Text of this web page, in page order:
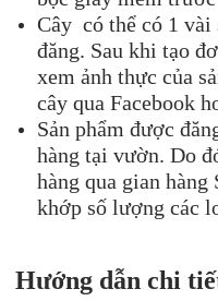
Cây có thể có 1 vài
đăng. Sau khi tạo
xem ảnh thực của
cây qua Facebook
Sản phẩm được
hàng tại vườn. Do
hàng qua gian hàng
khớp số lượng các
Hướng dẫn chi